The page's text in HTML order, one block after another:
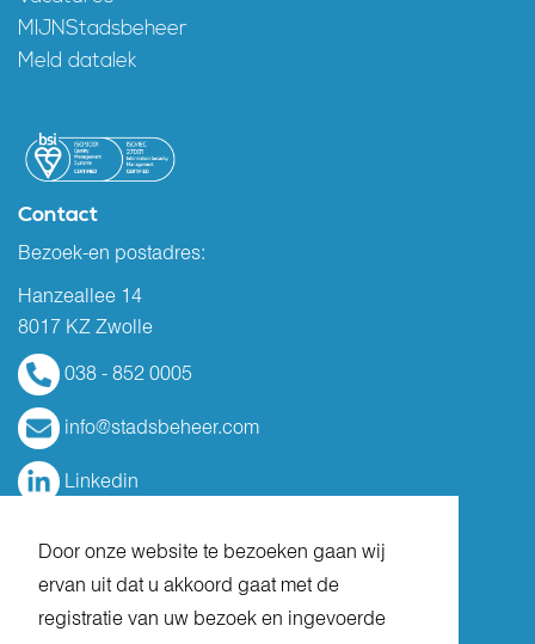
Door onze website te bezoeken gaan wij
ervan uit dat u akkoord gaat met de
registratie van uw bezoek en ingevoerde
MIJNStadsbeheer
Meld datalek
Contact
Bezoek-en postadres:
Hanzeallee 14
8017 KZ Zwolle
038 - 852 0005
info@stadsbeheer.com
Linkedin